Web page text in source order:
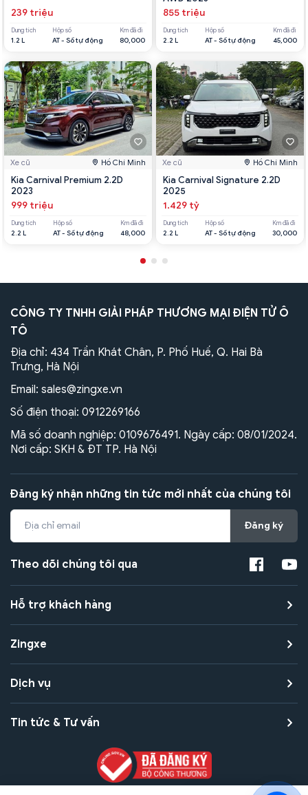
239 triệu
Dung tích
1.2 L
Hộp số
AT - Số tự động
Km đã đi
80,000
Xe cũ Hồ Chí Minh
Kia Carnival Premium 2.2D
2023
999 triệu
Dung tích
2.2 L
Hộp số
AT - Số tự động
Km đã đi
48,000
855 triệu
Dung tích
2.2 L
Hộp số
AT - Số tự động
Km đã đi
45,000
Xe cũ Hồ Chí Minh
Kia Carnival Signature 2.2D
2025
1.429 tỷ
Dung tích
2.2 L
Hộp số
AT - Số tự động
Km đã đi
30,000
CÔNG TY TNHH GIẢI PHÁP THƯƠNG MẠI ĐIỆN TỬ Ô
TÔ
Địa chỉ: 434 Trần Khát Chân, P. Phố Huế, Q. Hai Bà
Trưng, Hà Nội
Email: sales@zingxe.vn
Số điện thoại: 0912269166
Mã số doanh nghiệp: 0109676491. Ngày cấp: 08/01/2024.
Nơi cấp: SKH & ĐT TP. Hà Nội
Đăng ký nhận những tin tức mới nhất của chúng tôi
Đăng ký
Theo dõi chúng tôi qua
Hỗ trợ khách hàng
Zingxe
Dịch vụ
Tin tức & Tư vấn